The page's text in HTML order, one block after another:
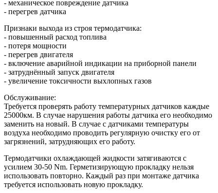
- механическое повреждение датчика
- перегрев датчика
Признаки выхода из строя термодатчика:
- повышенный расход топлива
- потеря мощности
- перегрев двигателя
- включение аварийной индикации на приборной панели
- затруднённый запуск двигателя
- увеличение токсичности выхлопных газов
Обслуживание:
Требуется проверять работу температурных датчиков каждые
25000км. В случае нарушения работы датчика его необходимо
заменить на новый. В случае с датчиками температуры
воздуха необходимо проводить регулярную очистку его от
загрязнений, затрудняющих его работу.
Термодатчики охлаждающей жидкости затягиваются с
усилием 30-50 Nm. Герметизирующую прокладку нельзя
использовать повторно. Каждый раз при монтаже датчика
требуется использовать новую прокладку.